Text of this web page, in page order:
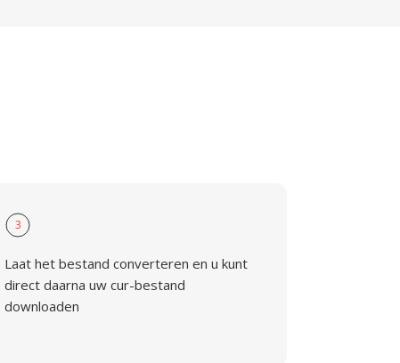
3
Laat het bestand converteren en u kunt
direct daarna uw cur-bestand
downloaden